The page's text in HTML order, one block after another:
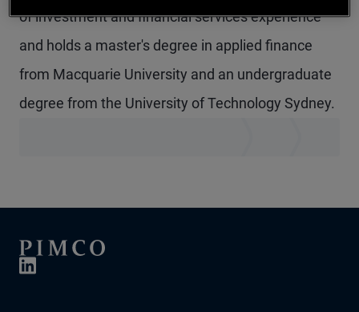
of investment and financial services experience
and holds a master's degree in applied finance
from Macquarie University and an undergraduate
degree from the University of Technology Sydney.